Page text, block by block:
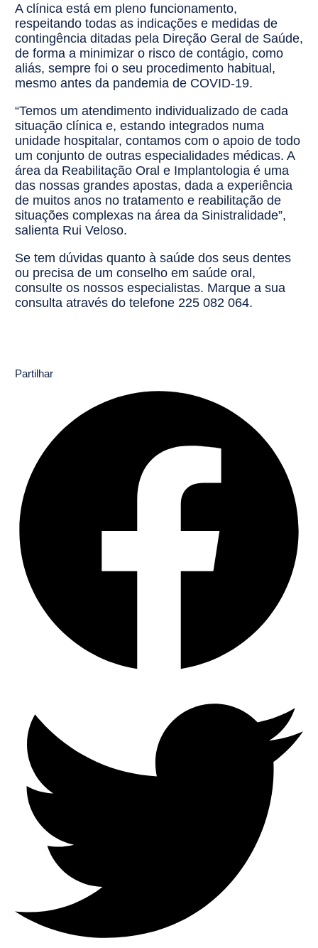
A clínica está em pleno funcionamento,
respeitando todas as indicações e medidas de
contingência ditadas pela Direção Geral de Saúde,
de forma a minimizar o risco de contágio, como
aliás, sempre foi o seu procedimento habitual,
mesmo antes da pandemia de COVID-19.
“Temos um atendimento individualizado de cada
situação clínica e, estando integrados numa
unidade hospitalar, contamos com o apoio de todo
um conjunto de outras especialidades médicas. A
área da Reabilitação Oral e Implantologia é uma
das nossas grandes apostas, dada a experiência
de muitos anos no tratamento e reabilitação de
situações complexas na área da Sinistralidade”,
salienta Rui Veloso.
Se tem dúvidas quanto à saúde dos seus dentes
ou precisa de um conselho em saúde oral,
consulte os nossos especialistas. Marque a sua
consulta através do telefone 225 082 064.
Partilhar